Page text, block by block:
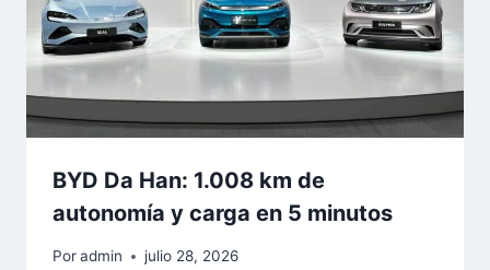
BYD Da Han: 1.008 km de
autonomía y carga en 5 minutos
Poradmin julio 28, 2026